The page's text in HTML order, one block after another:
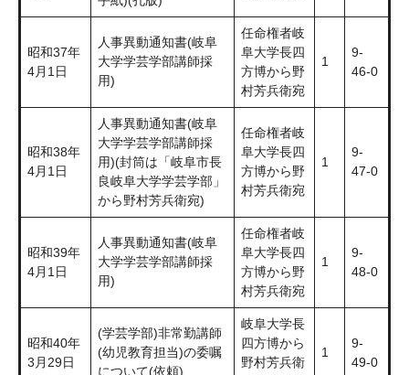
昭和37年
4月1日
人事異動通知書(岐阜
大学学芸学部講師採
用)
任命権者岐
阜大学長四
方博から野
村芳兵衛宛
1
9-
46-0
昭和38年
4月1日
人事異動通知書(岐阜
大学学芸学部講師採
用)(封筒は「岐阜市長
良岐阜大学学芸学部」
から野村芳兵衛宛)
任命権者岐
阜大学長四
方博から野
村芳兵衛宛
1
9-
47-0
昭和39年
4月1日
人事異動通知書(岐阜
大学学芸学部講師採
用)
任命権者岐
阜大学長四
方博から野
村芳兵衛宛
1
9-
48-0
昭和40年
3月29日
(学芸学部)非常勤講師
(幼児教育担当)の委嘱
について(依頼)
岐阜大学長
四方博から
野村芳兵衛
1
9-
49-0